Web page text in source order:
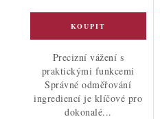
Precizní vážení s
praktickými funkcemi
Správné odměřování
ingrediencí je klíčové pro
dokonalé...